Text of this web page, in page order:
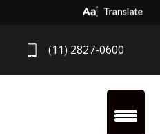
Select
(11) 2827-0600